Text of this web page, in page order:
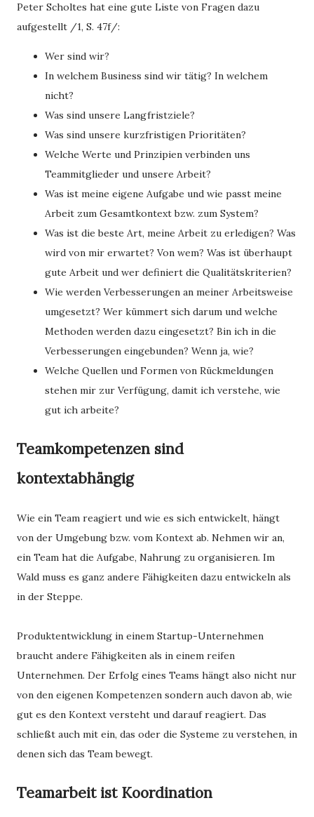
Peter Scholtes hat eine gute Liste von Fragen dazu
aufgestellt /1, S. 47f/:
Wer sind wir?
In welchem Business sind wir tätig? In welchem
nicht?
Was sind unsere Langfristziele?
Was sind unsere kurzfristigen Prioritäten?
Welche Werte und Prinzipien verbinden uns
Teammitglieder und unsere Arbeit?
Was ist meine eigene Aufgabe und wie passt meine
Arbeit zum Gesamtkontext bzw. zum System?
Was ist die beste Art, meine Arbeit zu erledigen? Was
wird von mir erwartet? Von wem? Was ist überhaupt
gute Arbeit und wer definiert die Qualitätskriterien?
Wie werden Verbesserungen an meiner Arbeitsweise
umgesetzt? Wer kümmert sich darum und welche
Methoden werden dazu eingesetzt? Bin ich in die
Verbesserungen eingebunden? Wenn ja, wie?
Welche Quellen und Formen von Rückmeldungen
stehen mir zur Verfügung, damit ich verstehe, wie
gut ich arbeite?
Teamkompetenzen sind
kontextabhängig
Wie ein Team reagiert und wie es sich entwickelt, hängt
von der Umgebung bzw. vom Kontext ab. Nehmen wir an,
ein Team hat die Aufgabe, Nahrung zu organisieren. Im
Wald muss es ganz andere Fähigkeiten dazu entwickeln als
in der Steppe.
Produktentwicklung in einem Startup-Unternehmen
braucht andere Fähigkeiten als in einem reifen
Unternehmen. Der Erfolg eines Teams hängt also nicht nur
von den eigenen Kompetenzen sondern auch davon ab, wie
gut es den Kontext versteht und darauf reagiert. Das
schließt auch mit ein, das oder die Systeme zu verstehen, in
denen sich das Team bewegt.
Teamarbeit ist Koordination